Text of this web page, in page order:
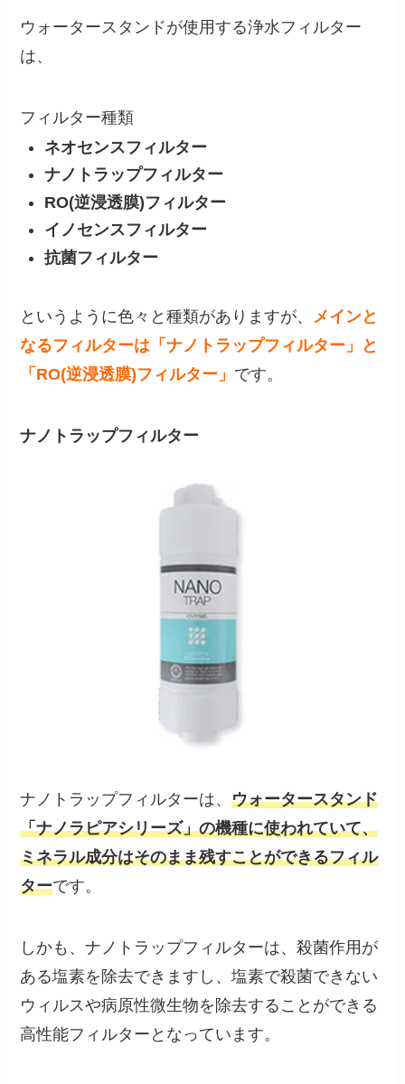
ウォータースタンドが使用する浄水フィルター
は、
フィルター種類
ネオセンスフィルター
ナノトラップフィルター
RO(逆浸透膜)フィルター
イノセンスフィルター
抗菌フィルター
というように色々と種類がありますが、
メインと
なるフィルターは「ナノトラップフィルター」と
「RO(逆浸透膜)フィルター」 です。
ナノトラップフィルター
ナノトラップフィルターは、ウォータースタンド
「ナノラピアシリーズ」の機種に使われていて、
ミネラル成分はそのまま残すことができるフィル
ターです。
しかも、ナノトラップフィルターは、殺菌作用が
ある塩素を除去できますし、塩素で殺菌できない
ウィルスや病原性微生物を除去することができる
高性能フィルターとなっています。